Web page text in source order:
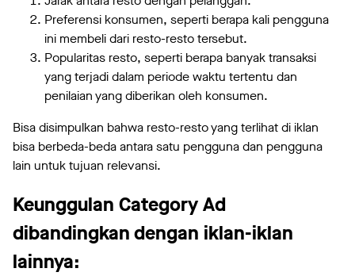
Preferensi konsumen, seperti berapa kali pengguna
ini membeli dari resto-resto tersebut.
Popularitas resto, seperti berapa banyak transaksi
yang terjadi dalam periode waktu tertentu dan
penilaian yang diberikan oleh konsumen.
Bisa disimpulkan bahwa resto-resto yang terlihat di iklan
bisa berbeda-beda antara satu pengguna dan pengguna
lain untuk tujuan relevansi.
Keunggulan Category Ad
dibandingkan dengan iklan-iklan
lainnya: